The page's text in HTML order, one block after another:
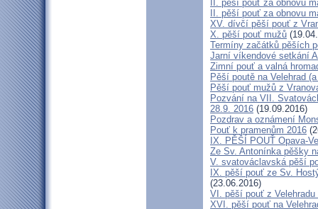
II. pěší pouť za obnovu
II. pěší pouť za obnovu
XV. dívčí pěší pouť z
X. pěší pouť mužů
Termíny začátků pěších
Jarní víkendové setkání
Zimní pouť a valná
Pěší poutě na Velehrad
Pěší pouť mužů z
Pozvání na VII.
28.9. 2016 (19.09.2016)
Pozdrav a oznámení
Pouť k pramenům 2016
IX. PĚŠÍ POUŤ Opava-
Ze Sv. Antonínka pěšky
V. svatováclavská pěší
IX. pěší pouť ze Sv.
(23.06.2016)
VI. pěší pouť z
XVI. pěší pouť na